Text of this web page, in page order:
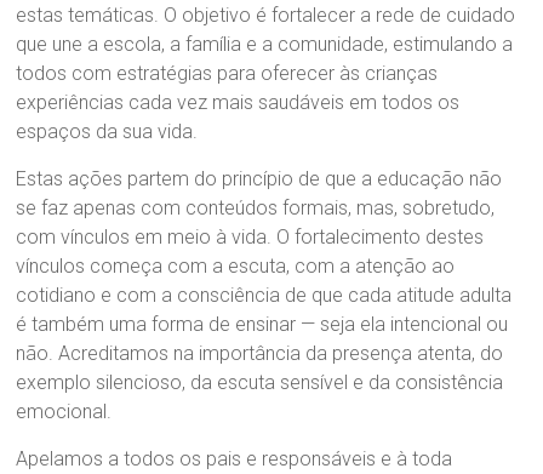
estas temáticas. O objetivo é fortalecer a rede de cuidado
que une a escola, a família e a comunidade, estimulando a
todos com estratégias para oferecer às crianças
experiências cada vez mais saudáveis em todos os
espaços da sua vida.
Estas ações partem do princípio de que a educação não
se faz apenas com conteúdos formais, mas, sobretudo,
com vínculos em meio à vida. O fortalecimento destes
vínculos começa com a escuta, com a atenção ao
cotidiano e com a consciência de que cada atitude adulta
é também uma forma de ensinar — seja ela intencional ou
não. Acreditamos na importância da presença atenta, do
exemplo silencioso, da escuta sensível e da consistência
emocional.
Apelamos a todos os pais e responsáveis e à toda